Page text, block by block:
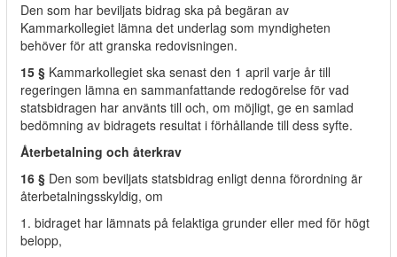
Den som har beviljats bidrag ska på begäran av
Kammarkollegiet lämna det underlag som myndigheten
behöver för att granska redovisningen.
15 § Kammarkollegiet ska senast den 1 april varje år till
regeringen lämna en sammanfattande redogörelse för vad
statsbidragen har använts till och, om möjligt, ge en samlad
bedömning av bidragets resultat i förhållande till dess syfte.
Återbetalning och återkrav
16 § Den som beviljats statsbidrag enligt denna förordning är
återbetalningsskyldig, om
1. bidraget har lämnats på felaktiga grunder eller med för högt
belopp,